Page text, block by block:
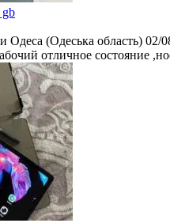
gb
Одеса (Одеська область) 02/
отличное состояние